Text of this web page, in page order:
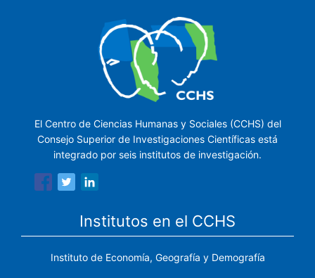
El Centro de Ciencias Humanas y Sociales (CCHS) del
Consejo Superior de Investigaciones Científicas está
integrado por seis institutos de investigación.
Institutos en el CCHS
Instituto de Economía, Geografía y Demografía